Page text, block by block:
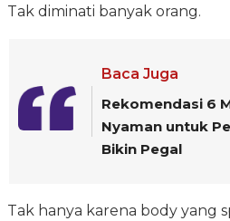
Tak diminati banyak orang.
Baca Juga
Rekomendasi 6
Nyaman untuk
Bikin Pegal
Tak hanya karena body yang